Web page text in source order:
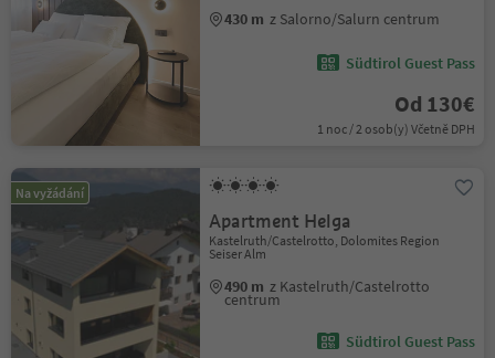
430 m z Salorno/Salurn centrum
Südtirol Guest Pass
Od 130€
1 noc / 2 osob(y) Včetně DPH
Na vyžádání
Apartment Helga
Kastelruth/Castelrotto, Dolomites Region
Seiser Alm
490 m z Kastelruth/Castelrotto
centrum
Südtirol Guest Pass